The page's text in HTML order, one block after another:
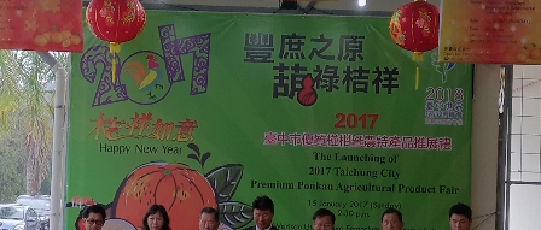
堅定走向世界 賴總統抵達史瓦帝尼王國進行國是
訪問
總統與五院院長新春茶敘 盼化分歧為團結、為
國家邁出合作第一步
總統農曆春節談話
台美貿易協議完成簽署達成6大目標、創5大歷史
性突破 總統強調將以3大面向加速臺灣經濟轉型
升級 籲請立院全力支持並盡速通過
臺美簽署「對等貿易協定」確立對等關稅15%且不
疊加 我輸美2072項產品豁免對等關稅